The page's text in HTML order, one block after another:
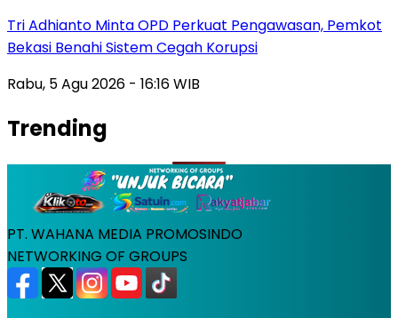
Tri Adhianto Minta OPD Perkuat Pengawasan, Pemkot
Bekasi Benahi Sistem Cegah Korupsi
Rabu, 5 Agu 2026 - 16:16 WIB
Trending
PT. WAHANA MEDIA PROMOSINDO
NETWORKING OF GROUPS